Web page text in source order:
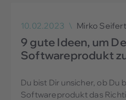
10.02.2023 \ Mirko Seifert
9 gute Ideen, um
Softwareprodukt
Du bist Dir unsicher, ob Du
Softwareprodukt das